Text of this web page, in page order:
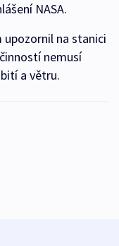
NASA.
upozornil na stanici
nemusí
a větru.